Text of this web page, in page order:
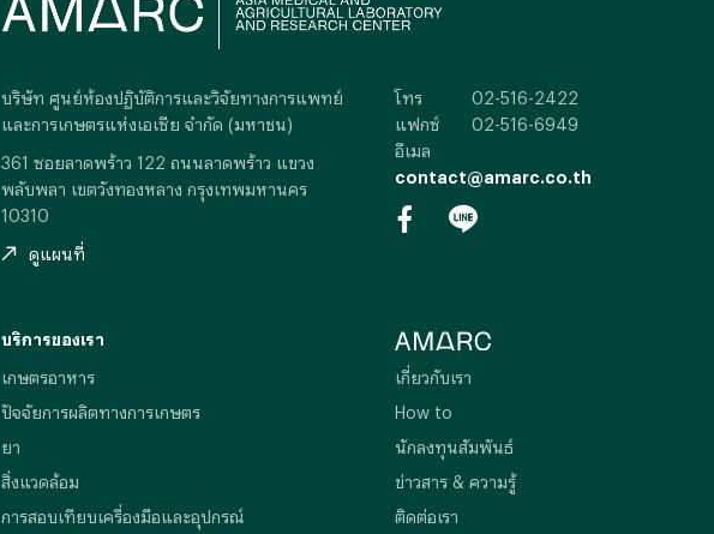
บริษัท ศูนย์ห้องปฏิบัติการและวิจัยทางการแพทย์
และการเกษตรแห่งเอเซีย จำกัด (มหาชน)
361 ซอยลาดพร้าว 122 ถนนลาดพร้าว แขวง
พลับพลา เขตวังทองหลาง กรุงเทพมหานคร
10310
ดูแผนที่
โทร
02-516-2422
แฟกซ์
02-516-6949
อีเมล
contact@amarc.co.th
บริการของเรา
เกษตรอาหาร
ปัจจัยการผลิตทางการเกษตร
ยา
สิ่งแวดล้อม
การสอบเทียบเครื่องมือและอุปกรณ์
เกี่ยวกับเรา
How to
นักลงทุนสัมพันธ์
ข่าวสาร & ความรู้
ติดต่อเรา